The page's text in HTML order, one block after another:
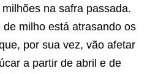
na safra passada.
milho está atrasando os
por sua vez, vão afetar
a partir de abril e de